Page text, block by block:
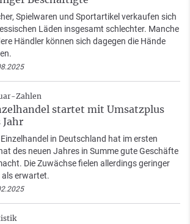
Spielwaren und Sportartikel verkaufen sich
Läden insgesamt schlechter. Manche
Händler können sich dagegen die Hände
Zahlen
startet mit Umsatzplus
Jahr
Einzelhandel in Deutschland hat im ersten
des neuen Jahres in Summe gute Geschäfte
Die Zuwächse fielen allerdings geringer
als erwartet.